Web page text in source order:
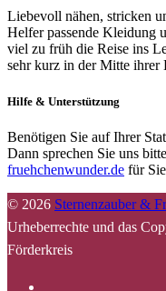
Liebevoll nähen, stricken
Helfer passende Kleidung
viel zu früh die Reise ins
sehr kurz in der Mitte ihrer
Hilfe & Unterstützung
Benötigen Sie auf Ihrer
Dann sprechen Sie uns
fruehchenwunder.de für
© 2026 Sternenzauber &
Urheberrechte und das
Förderkreis